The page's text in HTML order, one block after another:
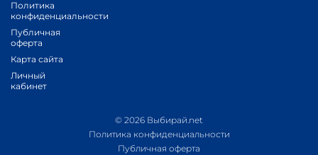
Политика
конфиденциальности
Публичная
оферта
Карта сайта
Личный
кабинет
© 2026 Выбирай.net
Политика конфиденциальности
Публичная оферта